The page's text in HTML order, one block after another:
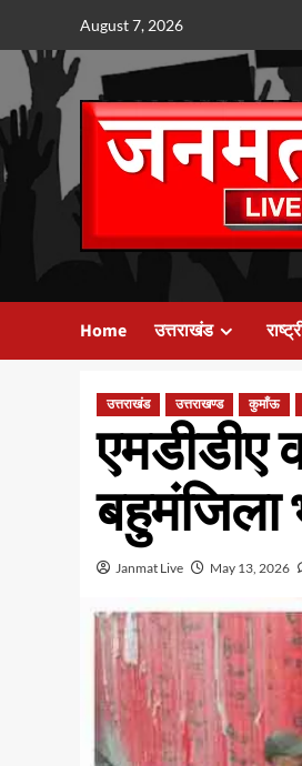
content
August 7, 2026
Home उत्तराखंड
उत्तराखंड उत्तराखण्ड कुमाँऊ
Janmat Live May 13, 2026